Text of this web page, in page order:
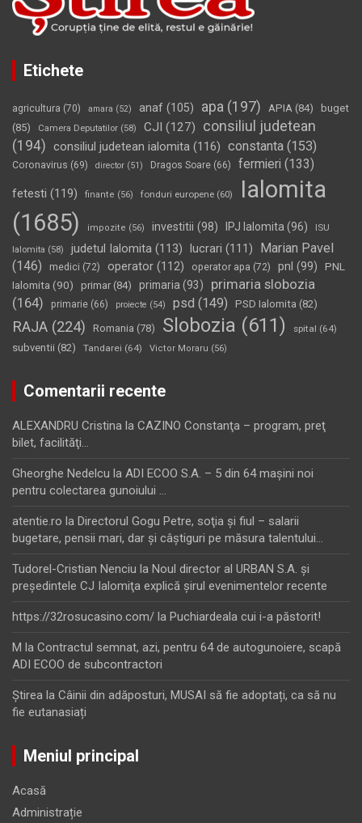
Etichete
agricultura (70) amara (52) anaf (105) apa (197) APIA (84)
buget
(85)
Camera Deputatilor (58) CJI (127)
consiliul judetean
(194) consiliul judetean ialomita (116) constanta (153)
Coronavirus (69) director (51) Dragos Soare (66) fermieri (133)
fetesti (119) finante (56) fonduri europene (60)
Ialomita
(1685)
impozite (56) investitii (98) IPJ Ialomita (96) ISU
Ialomita (58) judetul Ialomita (113) lucrari (111)
Marian Pavel
(146)
medici (72) operator (112) operator apa (72) pnl (99)
PNL
Ialomita (90) primar(84) primaria (93)
primaria slobozia
(164)
primarie (66) proiecte (54) psd (149) PSD Ialomita (82)
RAJA (224) Romania (78) Slobozia (611) spital (64)
subventii (82) Tandarei (64) Victor Moraru (56)
Comentarii recente
ALEXANDRU Cristina la CAZINO Constanţa – program, preţ
bilet, facilităţi…
Gheorghe Nedelcu la ADI ECOO S.A. – 5 din 64 maşini noi
pentru colectarea gunoiului …
atentie.ro la Directorul Gogu Petre, soţia şi fiul – salarii
bugetare, pensii mari, dar şi câştiguri pe măsura talentului…
Tudorel-Cristian Nenciu la Noul director al URBAN S.A. şi
preşedintele CJ Ialomiţa explică şirul evenimentelor recente
https://32rosucasino.com/ la Puchiardeala cui i-a păstorit!
M la Contractul semnat, azi, pentru 64 de autogunoiere, scapă
ADI ECOO de subcontractori
Ştirea la Câinii din adăposturi, MUSAI să fie adoptați, ca să nu
fie eutanasiați
Meniul principal
Acasă
Administrație